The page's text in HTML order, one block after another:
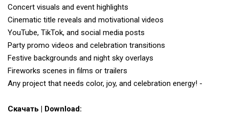
Concert visuals and event highlights
Cinematic title reveals and motivational videos
YouTube, TikTok, and social media posts
Party promo videos and celebration transitions
Festive backgrounds and night sky overlays
Fireworks scenes in films or trailers
Any project that needs color, joy, and celebration energy! -
Скачать | Download: